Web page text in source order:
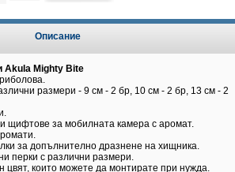
Описание
Akula Mighty Bite
размери - 9 см - 2 бр, 10 см - 2 бр, 13 см - 2
щифтове за мобилната камера с аромат.
за допълнително дразнене на хищника.
перки с различни размери.
цвят, които можете да монтирате при нужда.